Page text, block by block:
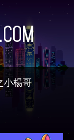
小楊哥